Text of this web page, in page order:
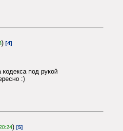
) [4]
кодекса под рукой
:)
) [5]